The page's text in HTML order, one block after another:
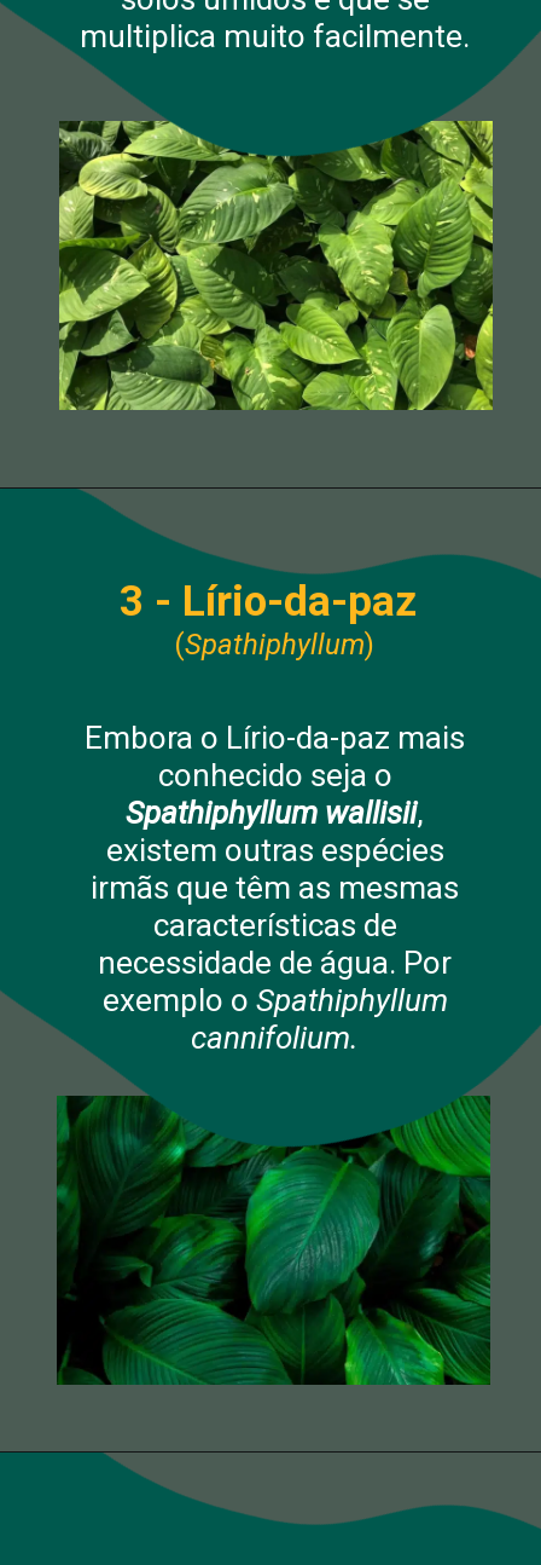
multiplica muito facilmente.
Embora o Lírio-da-paz mais
conhecido seja o
Spathiphyllum wallisii,
existem outras espécies
irmãs que têm as mesmas
características de
necessidade de água. Por
exemplo o Spathiphyllum
cannifolium.
3 - Lírio-da-paz
(Spathiphyllum)